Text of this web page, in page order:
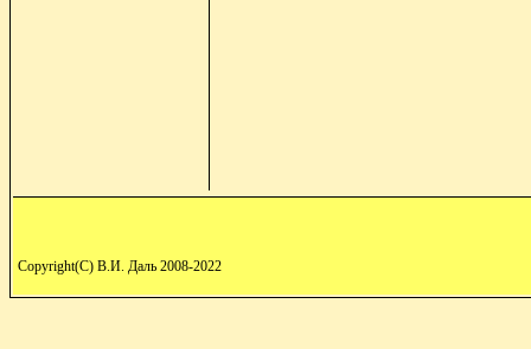
Copyright(C) В.И. Даль 2008-2022